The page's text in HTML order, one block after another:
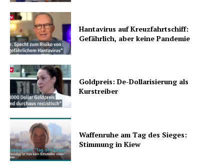
Hantavirus auf Kreuzfahrtschiff:
Gefährlich, aber keine Pandemie
Goldpreis: De-Dollarisierung als
Kurstreiber
Waffenruhe am Tag des Sieges:
Stimmung in Kiew